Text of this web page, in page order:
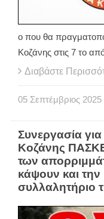
ο που θα
Κοζάνης στις 7 το
Διαβάστε
05 Σεπτέμβριος 2025
Συνεργασία
Κοζάνης
των
κάψουν και την
συλλαλητήριο